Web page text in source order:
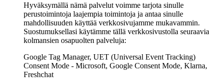
Hyväksymällä nämä palvelut voimme tarjota sinulle
perustoimintoja laajempia toimintoja ja antaa sinulle
mahdollisuuden käyttää verkkosivujamme mukavammin.
Suostumuksellasi käytämme tällä verkkosivustolla seuraavia
kolmansien osapuolten palveluja:
Google Tag Manager, UET (Universal Event Tracking)
Consent Mode - Microsoft, Google Consent Mode, Klarna,
Freshchat